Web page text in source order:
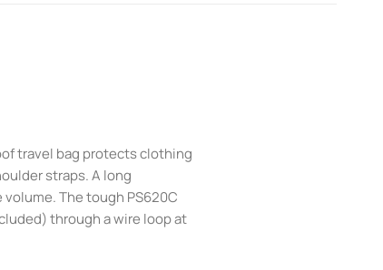
travel bag protects clothing
straps. A long
The tough PS620C
through a wire loop at